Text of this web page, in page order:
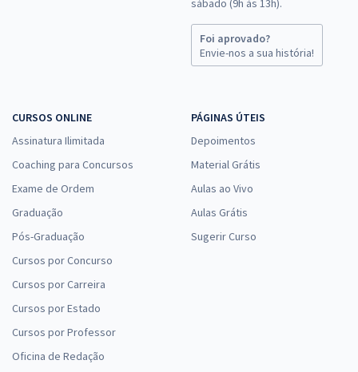
sábado (9h às 13h).
Foi aprovado?
Envie-nos a sua história!
CURSOS ONLINE
Assinatura Ilimitada
Coaching para Concursos
Exame de Ordem
Graduação
Pós-Graduação
Cursos por Concurso
Cursos por Carreira
Cursos por Estado
Cursos por Professor
Oficina de Redação
PÁGINAS ÚTEIS
Depoimentos
Material Grátis
Aulas ao Vivo
Aulas Grátis
Sugerir Curso